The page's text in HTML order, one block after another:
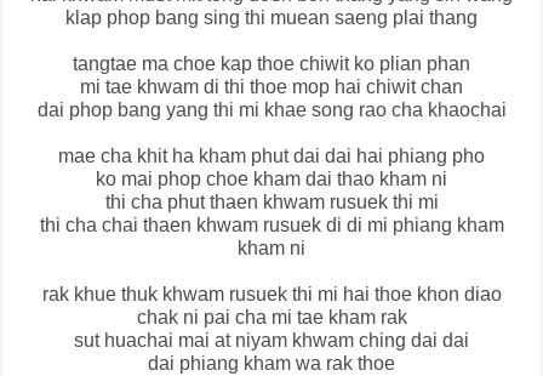
klap phop bang sing thi muean saeng plai thang
tangtae ma choe kap thoe chiwit ko plian phan
mi tae khwam di thi thoe mop hai chiwit chan
dai phop bang yang thi mi khae song rao cha khaochai
mae cha khit ha kham phut dai dai hai phiang pho
ko mai phop choe kham dai thao kham ni
thi cha phut thaen khwam rusuek thi mi
thi cha chai thaen khwam rusuek di di mi phiang kham
kham ni
rak khue thuk khwam rusuek thi mi hai thoe khon diao
chak ni pai cha mi tae kham rak
sut huachai mai at niyam khwam ching dai dai
dai phiang kham wa rak thoe